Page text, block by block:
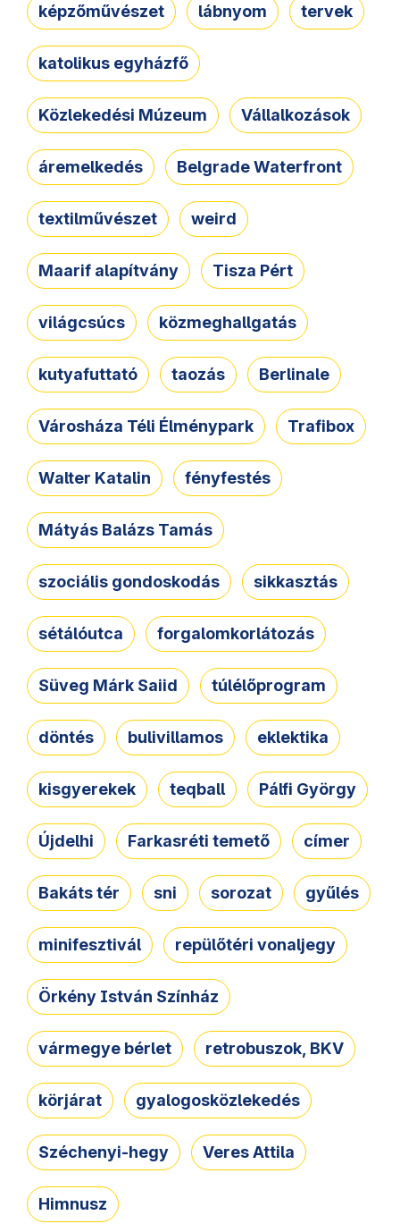
képzőművészet lábnyom tervek
katolikus egyházfő
Közlekedési Múzeum Vállalkozások
áremelkedés Belgrade Waterfront
textilművészet weird
Maarif alapítvány Tisza Pért
világcsúcs közmeghallgatás
kutyafuttató taozás Berlinale
Városháza Téli Élménypark Trafibox
Walter Katalin fényfestés
Mátyás Balázs Tamás
szociális gondoskodás sikkasztás
sétálóutca forgalomkorlátozás
Süveg Márk Saiid túlélőprogram
döntés bulivillamos eklektika
kisgyerekek teqball Pálfi György
Újdelhi Farkasréti temető címer
Bakáts tér sni sorozat gyűlés
minifesztivál repülőtéri vonaljegy
Örkény István Színház
vármegye bérlet retrobuszok, BKV
körjárat gyalogosközlekedés
Széchenyi-hegy Veres Attila
Himnusz